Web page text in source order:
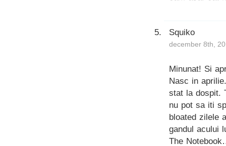
Squiko
december 8th,
Minunat! Si
Nasc in
stat la dospit.
nu pot sa iti
bloated zilele
gandul acului
The